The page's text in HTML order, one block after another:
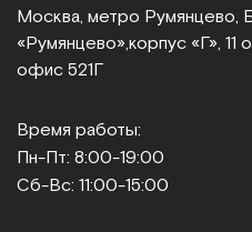
Москва, метро Румянцево,
«Румянцево», корпус «Г»,
офис 521Г
Время работы:
Пн-Пт: 8:00-19:00
Сб-Вс: 11:00-15:00